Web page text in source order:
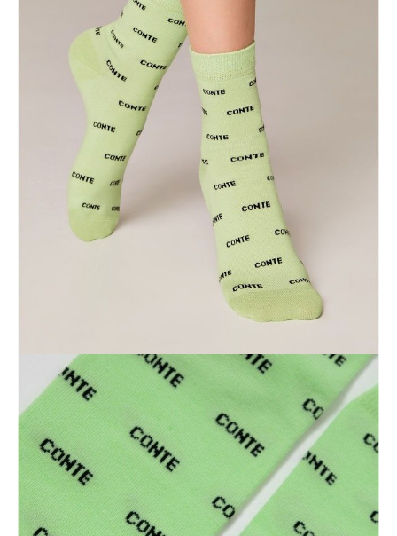
DODAJ DO KOSZYKA
POWIADOM MNIE O DOSTĘPNOŚCI
ПОЛУЧИТЬ ПО EMAIL
darmowa od 99 zł
czas dostawy: 1-2 dni robocze
Paczkomaty InPost 24/7,
darmowa od 50 zł
Klasyczne skarpetki damskie wykonane z bawełny.
LYCRA®: Skarpetki zawierające włókno LYCRA® charakteryzują się
doskonałą rozciągliwością we wszystkich kierunkach, za każdym razem
odzyskują swój pierwotny kształt, noszą się powoli, nie zsuwają się ze
stopy podczas noszenia i nie pozostawiają czerwonych śladów po
gumce.
SKU1001320410020033528
Skład
bawełna 65%, poliamid 33%, elastan 2%
Udostępnij produkt
Podmiot odpowiedzialny
EuroTrade Tex Sp z o.o.